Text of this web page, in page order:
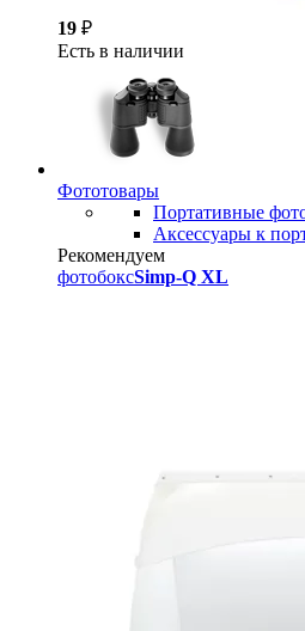
19 ₽
Есть в наличии
Фототовары
Портативные
Аксессуары к
Рекомендуем
фотобоксSimp-Q XL